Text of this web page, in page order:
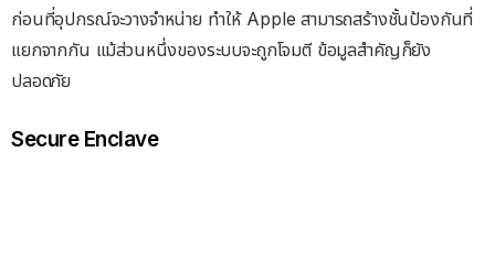
ก่อนที่อุปกรณ์จะวางจำหน่าย ทำให้ Apple สามารถสร้างชั้นป้องกันที่
แยกจากกัน แม้ส่วนหนึ่งของระบบจะถูกโจมตี ข้อมูลสำคัญก็ยัง
ปลอดภัย
Secure Enclave